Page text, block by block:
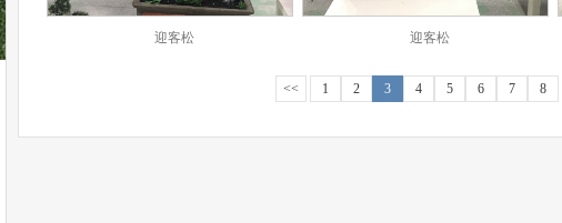
迎客松 迎客松
<< 1 2 3 4 5 6 7 8